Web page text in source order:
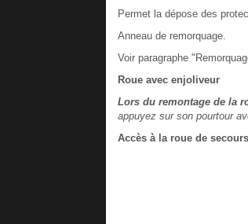
Permet la dépose des
Anneau de remorquage.
Voir paragraphe
Roue avec enjoliveur
Lors du remontage de la
appuyez sur son pourtour
Accès à la roue de secours